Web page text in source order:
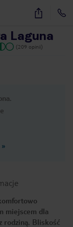
19
Laguna
(209 opinii)
»
miejscem dla
rodziną. Bliskość